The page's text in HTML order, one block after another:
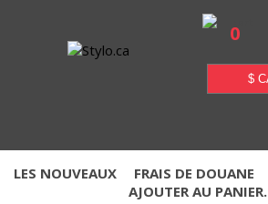
0
LES NOUVEAUX FRAIS DE DOUANE
AJOUTER AU PANIER.